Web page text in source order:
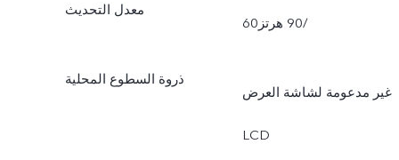
معدل التحديث
60‏/90 هرتز
ذروة السطوع المحلية
غير مدعومة لشاشة العرض
LCD